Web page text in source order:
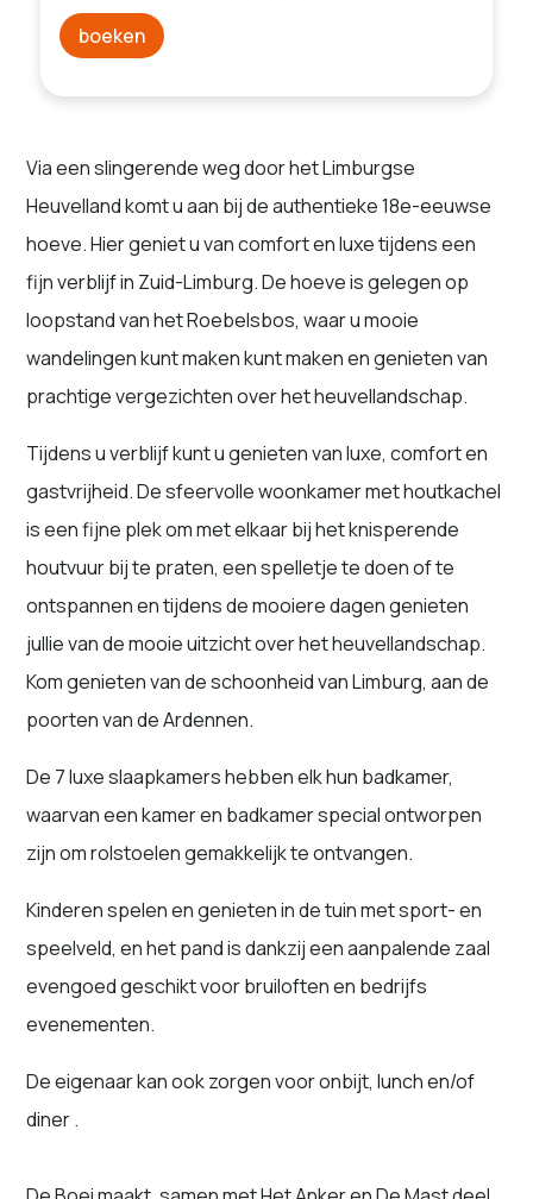
boeken
Via een slingerende weg door het Limburgse
Heuvelland komt u aan bij de authentieke 18e-eeuwse
hoeve. Hier geniet u van comfort en luxe tijdens een
fijn verblijf in Zuid-Limburg. De hoeve is gelegen op
loopstand van het Roebelsbos, waar u mooie
wandelingen kunt maken kunt maken en genieten van
prachtige vergezichten over het heuvellandschap.
Tijdens u verblijf kunt u genieten van luxe, comfort en
gastvrijheid. De sfeervolle woonkamer met houtkachel
is een fijne plek om met elkaar bij het knisperende
houtvuur bij te praten, een spelletje te doen of te
ontspannen en tijdens de mooiere dagen genieten
jullie van de mooie uitzicht over het heuvellandschap.
Kom genieten van de schoonheid van Limburg, aan de
poorten van de Ardennen.
De 7 luxe slaapkamers hebben elk hun badkamer,
waarvan een kamer en badkamer special ontworpen
zijn om rolstoelen gemakkelijk te ontvangen.
Kinderen spelen en genieten in de tuin met sport- en
speelveld, en het pand is dankzij een aanpalende zaal
evengoed geschikt voor bruiloften en bedrijfs
evenementen.
De eigenaar kan ook zorgen voor onbijt, lunch en/of
diner .